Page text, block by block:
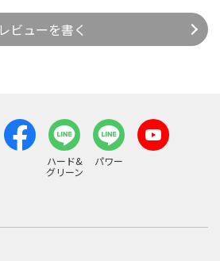
レビューを書く
ハード&
グリーン
パワー